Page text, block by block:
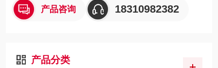
产品咨询 18310982382
产品分类